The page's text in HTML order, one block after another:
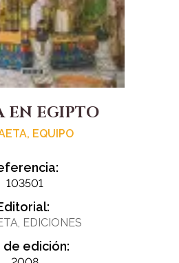
EN EGIPTO
EQUIPO
103501
EDICIONES
de edición: